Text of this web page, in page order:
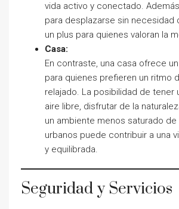
vida activo y conectado.
para desplazarse sin necesidad
un plus para quienes valoran la
Casa:
En contraste, una casa ofrece
para quienes prefieren un ritmo
relajado. La posibilidad de tener
aire libre, disfrutar de la
un ambiente menos saturado
urbanos puede contribuir a una
y equilibrada.
Seguridad y Servicios